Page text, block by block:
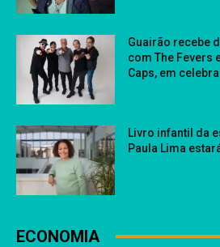
Guairão recebe
com The Fevers
Caps, em
Livro infantil da
Paula Lima
ECONOMIA